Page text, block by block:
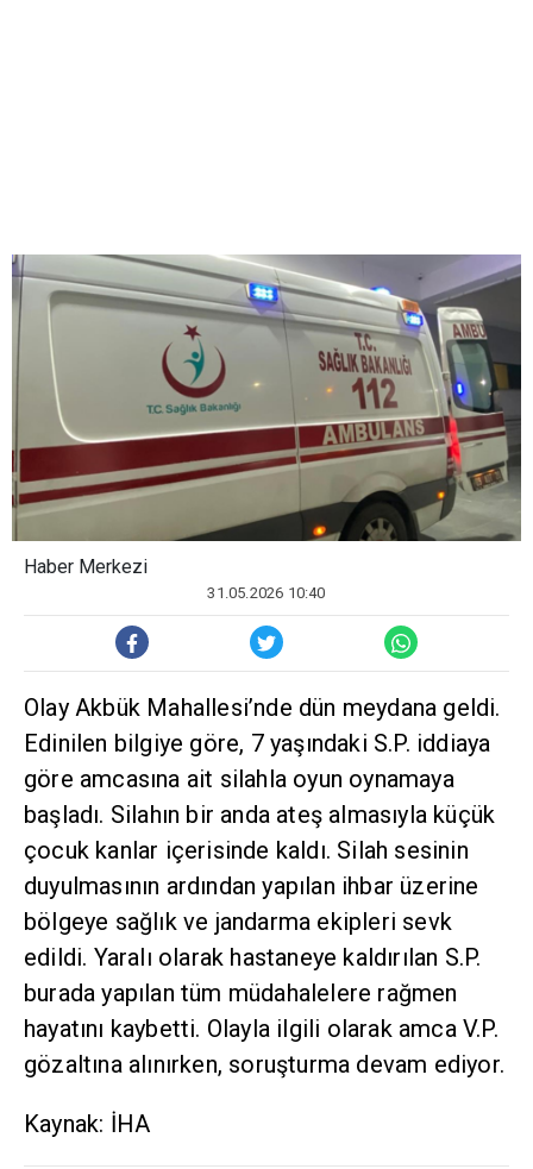
Haber Merkezi
31.05.2026 10:40
Olay Akbük Mahallesi’nde dün meydana geldi.
Edinilen bilgiye göre, 7 yaşındaki S.P. iddiaya
göre amcasına ait silahla oyun oynamaya
başladı. Silahın bir anda ateş almasıyla küçük
çocuk kanlar içerisinde kaldı. Silah sesinin
duyulmasının ardından yapılan ihbar üzerine
bölgeye sağlık ve jandarma ekipleri sevk
edildi. Yaralı olarak hastaneye kaldırılan S.P.
burada yapılan tüm müdahalelere rağmen
hayatını kaybetti. Olayla ilgili olarak amca V.P.
gözaltına alınırken, soruşturma devam ediyor.
Kaynak: İHA